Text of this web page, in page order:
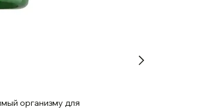
организму для